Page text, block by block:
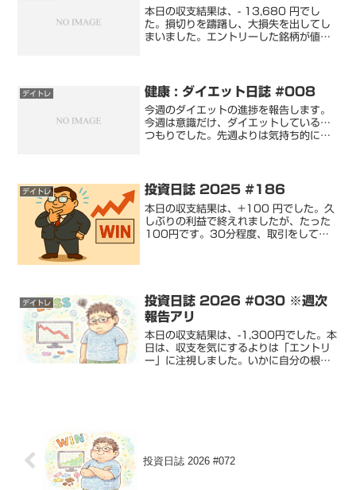
本日の収支結果は、- 13,680 円でし
た。損切りを躊躇し、大損失を出してし
まいました。エントリーした銘柄が値動
す。収支内容&取引...
デイトレ 健康 : ダイエット日誌 #008
今週のダイエットの進捗を報告します。
今週は意識だけ、ダイエットしている…
つもりでした。先週よりは気持ち的に、
いきます。現時点の身体情...
デイトレ 投資日誌 2025 #186
本日の収支結果は、+100 円でした。久
しぶりの利益で終えれましたが、たった
100円です。30分程度、取引をして、
デイトレ
投資日誌 2026 #030 ※週次
報告アリ
本日の収支結果は、-1,300円でした。本
日は、収支を気にするよりは「エントリ
ー」に注視しました。いかに自分の根拠
投資日誌 2026 #072